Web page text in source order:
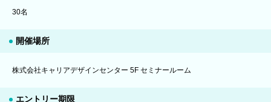
30名
開催場所
株式会社キャリアデザインセンター 5F セミナールーム
エントリー期限